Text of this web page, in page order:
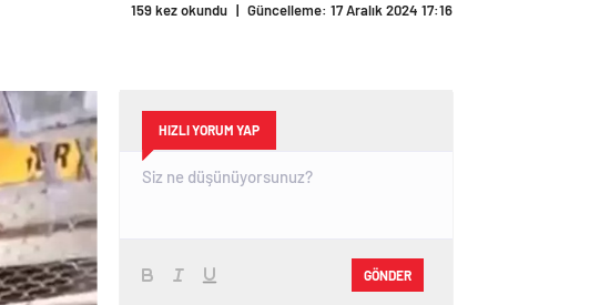
159 kez okundu | Güncelleme: 17 Aralık 2024 17:16
HIZLI YORUM YAP
GÖNDER